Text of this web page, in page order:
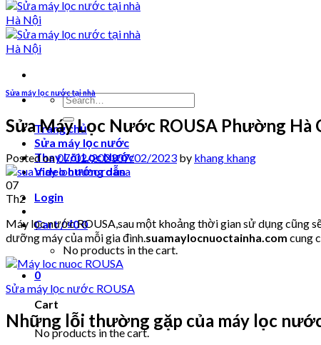
Search
for:
Trang chủ
Sửa máy lọc nước
Thay Lõi Lọc Nước
Video hướng dẫn
Login
Cart /₫00
No products in the cart.
0
Cart
No products in the cart.
Sửa máy lọc nước tại nhà
Sửa Máy Lọc Nước ROUSA Phường Hà
Posted on07/02/202307/02/2023 by khang khang
07
Th2
Máy lọc nước ROUSA,sau một khoảng thời gian sử dụng cũng
dưỡng máy của mỗi gia đình.suamaylocnuoctainha.com cung
Sửa máy lọc nước ROUSA
Những lỗi thường gặp của máy lọc